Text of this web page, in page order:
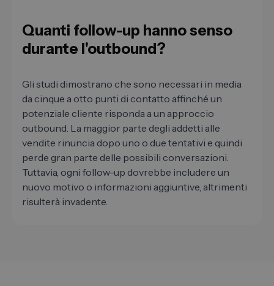
Quanti follow-up hanno senso
durante l'outbound?
Gli studi dimostrano che sono necessari in media
da cinque a otto punti di contatto affinché un
potenziale cliente risponda a un approccio
outbound. La maggior parte degli addetti alle
vendite rinuncia dopo uno o due tentativi e quindi
perde gran parte delle possibili conversazioni.
Tuttavia, ogni follow-up dovrebbe includere un
nuovo motivo o informazioni aggiuntive, altrimenti
risulterà invadente.